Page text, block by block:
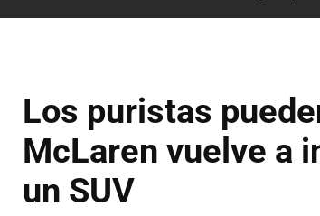
Los puristas
McLaren vuelve a
un SUV